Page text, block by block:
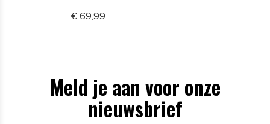
€ 69,99
Meld je aan voor onze
nieuwsbrief